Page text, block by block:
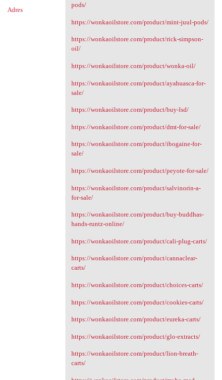
Adres
pods/
https://wonkaoilstore.com/product/mint-juul-pods/
https://wonkaoilstore.com/product/rick-simpson-
oil/
https://wonkaoilstore.com/product/wonka-oil/
https://wonkaoilstore.com/product/ayahuasca-for-
sale/
https://wonkaoilstore.com/product/buy-lsd/
https://wonkaoilstore.com/product/dmt-for-sale/
https://wonkaoilstore.com/product/ibogaine-for-
sale/
https://wonkaoilstore.com/product/peyote-for-sale/
https://wonkaoilstore.com/product/salvinorin-a-
for-sale/
https://wonkaoilstore.com/product/buy-buddhas-
hands-runtz-online/
https://wonkaoilstore.com/product/cali-plug-carts/
https://wonkaoilstore.com/product/cannaclear-
carts/
https://wonkaoilstore.com/product/choices-carts/
https://wonkaoilstore.com/product/cookies-carts/
https://wonkaoilstore.com/product/eureka-carts/
https://wonkaoilstore.com/product/glo-extracts/
https://wonkaoilstore.com/product/lion-breath-
carts/